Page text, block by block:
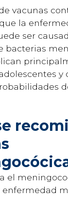
vacunas
la
ser
bacterias
y
el